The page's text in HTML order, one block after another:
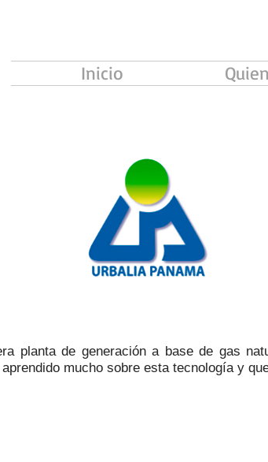
Inicio
planta de generación a base de gas
mucho sobre esta tecnología y